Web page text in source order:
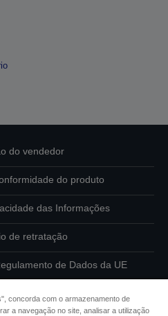
do vendedor
do produto
das Informações
de retratação
de Dados da UE
concorda com o armazenamento de
a navegação no site, analisar a utilização